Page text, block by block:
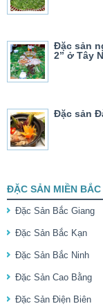
Đặc sản
2” ở Tây
Đặc sản
ĐẶC SẢN MIỀN BẮC
Đặc Sản Bắc Giang
Đặc Sản Bắc Kạn
Đặc Sản Bắc Ninh
Đặc Sản Cao Bằng
Đặc Sản Điện Biên